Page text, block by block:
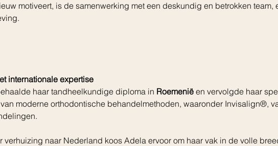
motiveert, is de samenwerking met een deskundig en betrokken
internationale expertise
haar tandheelkundige diploma in Roemenië en vervolgde haar
moderne orthodontische behandelmethoden, waaronder Invisalign®,
verhuizing naar Nederland koos Adela ervoor om haar vak in de volle